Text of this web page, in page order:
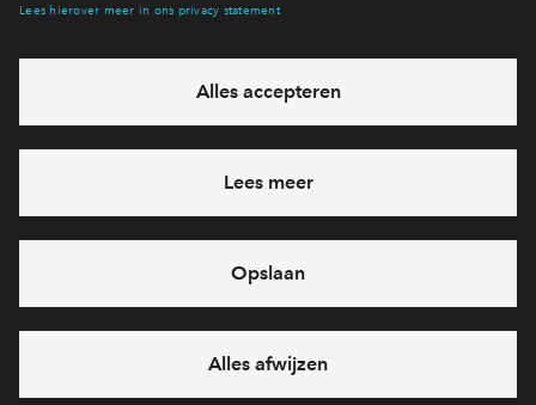
Heb je een vraag en wil je direct antwoord? Bel ons op088 -
71 22 198